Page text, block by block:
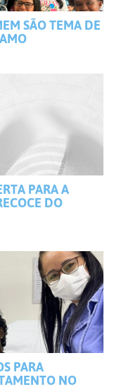
SÃO TEMA DE
PARA A
DO
PARA
NO